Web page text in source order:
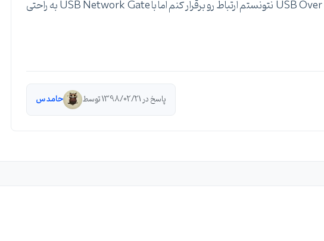
هر دو نرم افزار رو نصب کردم، من با USB Over Network نتونستم ارتباط رو برقرار کنم اما با USB Network Gate به راحتی
پاسخ در 1398/02/21 توسط حامد س